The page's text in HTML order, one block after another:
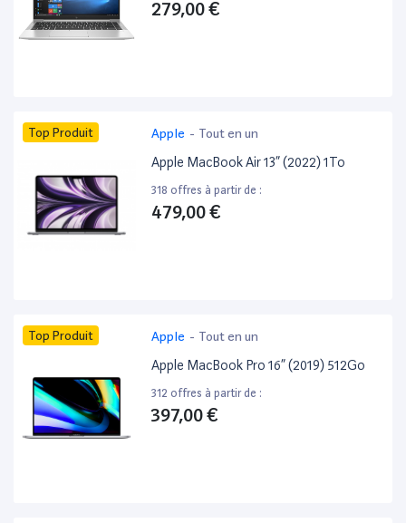
279,00 €
Top Produit Apple - Tout en un
Apple MacBook Air 13” (2022) 1To
318 offres à partir de :
479,00 €
Top Produit Apple - Tout en un
Apple MacBook Pro 16” (2019) 512Go
312 offres à partir de :
397,00 €